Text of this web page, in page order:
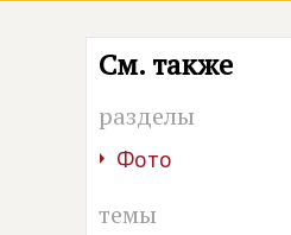
См. также
разделы
Фото
темы